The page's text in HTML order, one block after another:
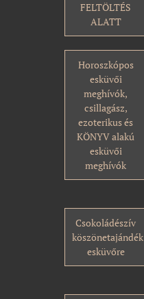
FELTÖLTÉS
ALATT
Horoszkópos
esküvői
meghívók,
csillagász,
ezoterikus és
KÖNYV alakú
esküvői
meghívók
Csokoládészív
köszönetajándék
esküvőre